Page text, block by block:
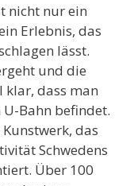
nicht nur ein
Erlebnis, das
lässt.
und die
klar, dass man
Bahn befindet.
das
Schwedens
Über 100